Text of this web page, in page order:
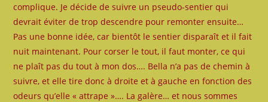
complique. Je décide de suivre un pseudo-sentier qui
devrait éviter de trop descendre pour remonter ensuite…
Pas une bonne idée, car bientôt le sentier disparaît et il fait
nuit maintenant. Pour corser le tout, il faut monter, ce qui
ne plaît pas du tout à mon dos…. Bella n’a pas de chemin à
suivre, et elle tire donc à droite et à gauche en fonction des
odeurs qu’elle « attrape »…. La galère… et nous sommes